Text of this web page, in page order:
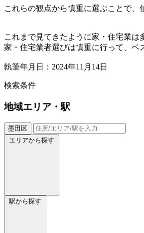
これらの観点から慎重に選ぶことで、
これまで見てきたように家・住宅業は
家・住宅業者選びは慎重に行って、ベ
執筆年月日：2024年11月14日
検索条件
地域エリア・駅
墨田区
エリアから探す
駅から探す